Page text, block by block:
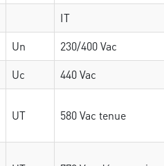
IT
Un
230/400 Vac
Uc
440 Vac
UT 580 Vac tenue